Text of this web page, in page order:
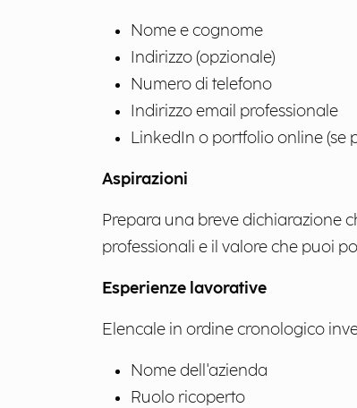
Nome e cognome
Indirizzo (opzionale)
Numero di telefono
Indirizzo email professionale
LinkedIn o portfolio online (se
Aspirazioni
Prepara una breve dichiarazione
professionali e il valore che puoi
Esperienze lavorative
Elencale in ordine cronologico
Nome dell'azienda
Ruolo ricoperto